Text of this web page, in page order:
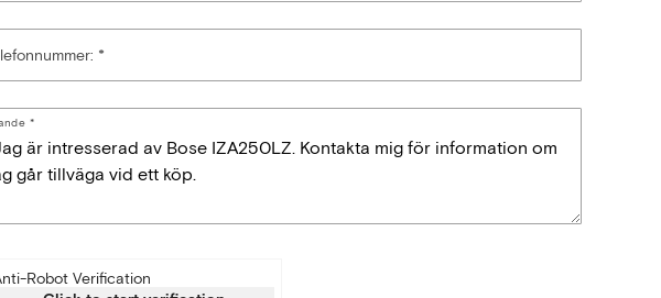
Robot Verification